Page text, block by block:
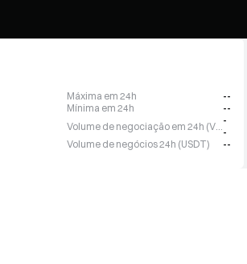
Máxima em 24h
--
Mínima em 24h
--
-
-
Volume de negócios 24h (USDT)
--